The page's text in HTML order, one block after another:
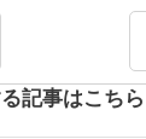
記事はこちら